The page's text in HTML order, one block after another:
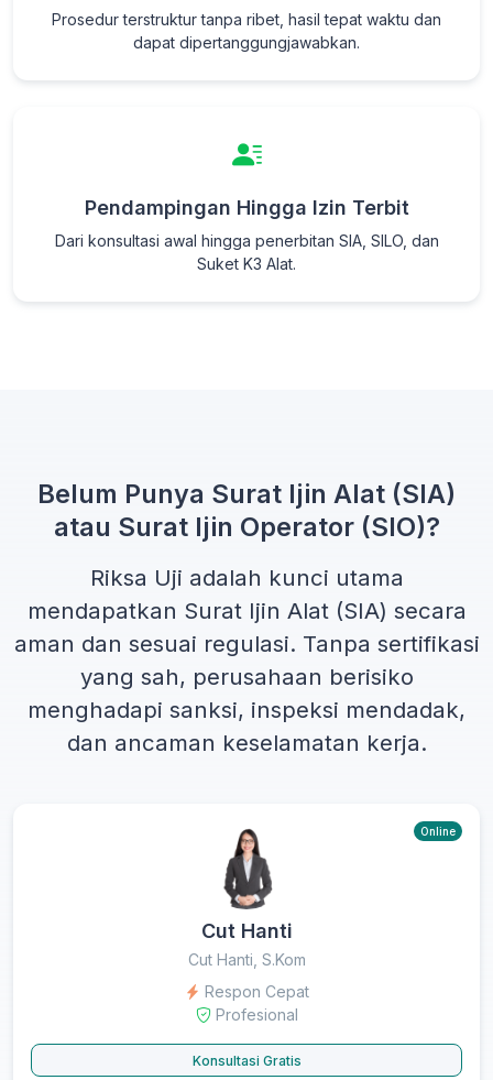
Prosedur terstruktur tanpa ribet, hasil tepat waktu dan
dapat dipertanggungjawabkan.
Pendampingan Hingga Izin Terbit
Dari konsultasi awal hingga penerbitan SIA, SILO, dan
Suket K3 Alat.
Belum Punya Surat Ijin Alat (SIA)
atau Surat Ijin Operator (SIO)?
Riksa Uji adalah kunci utama
mendapatkan Surat Ijin Alat (SIA) secara
aman dan sesuai regulasi. Tanpa sertifikasi
yang sah, perusahaan berisiko
menghadapi sanksi, inspeksi mendadak,
dan ancaman keselamatan kerja.
Online
Cut Hanti
Cut Hanti, S.Kom
Respon Cepat
Profesional
Konsultasi Gratis